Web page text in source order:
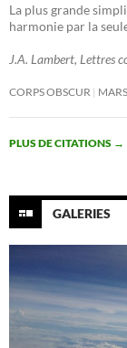
La plus grande
harmonie par la
J.A. Lambert, Lettres
CORPS OBSCUR
PLUS DE CITATIONS →
GALERIES